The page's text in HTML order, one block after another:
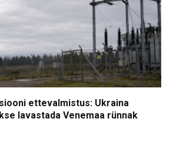
ettevalmistus: Ukraina
lavastada Venemaa rünnak